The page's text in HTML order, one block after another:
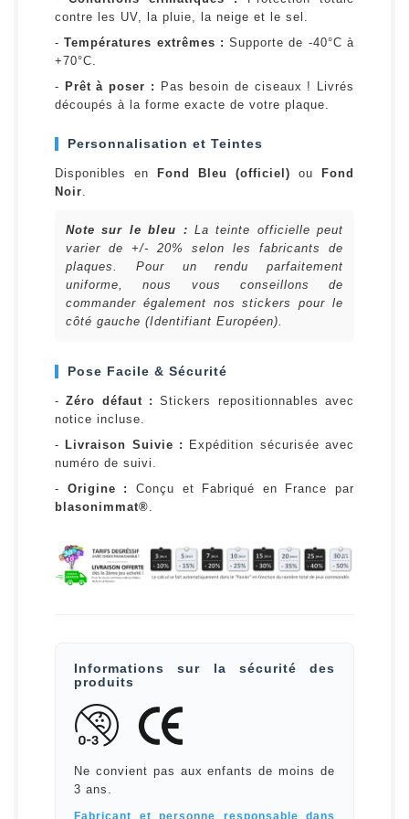
contre les UV, la pluie, la neige et le sel.
-Températures extrêmes : Supporte de -40°C à
+70°C.
- Prêt à poser :
Pas besoin de ciseaux ! Livrés
découpés à la forme exacte de votre plaque.
Personnalisation et Teintes
Disponibles en Fond Bleu (officiel) ou
Fond
Noir.
Note sur le bleu : La teinte officielle peut
varier de +/- 20% selon les fabricants de
plaques. Pour un rendu parfaitement
uniforme, nous vous conseillons de
commander également nos stickers pour le
côté gauche (Identifiant Européen).
Pose Facile & Sécurité
-Zéro défaut : Stickers repositionnables avec
notice incluse.
- Livraison Suivie :
Expédition sécurisée avec
numéro de suivi.
- Origine :
Conçu et Fabriqué en France par
blasonimmat®.
Informations sur la sécurité des
produits
Ne convient pas aux enfants de moins de
3 ans.
Fabricant et personne responsable dans